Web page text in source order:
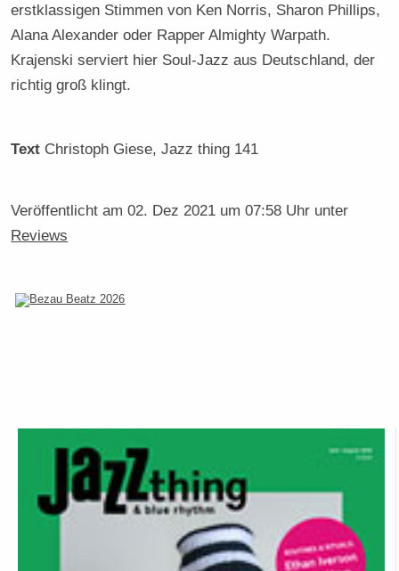
erstklassigen Stimmen von Ken Norris, Sharon Phillips,
Alana Alexander oder Rapper Almighty Warpath.
Krajenski serviert hier Soul-Jazz aus Deutschland, der
richtig groß klingt.
Text Christoph Giese, Jazz thing 141
Veröffentlicht am02. Dez 2021 um 07:58 Uhr unter
Reviews